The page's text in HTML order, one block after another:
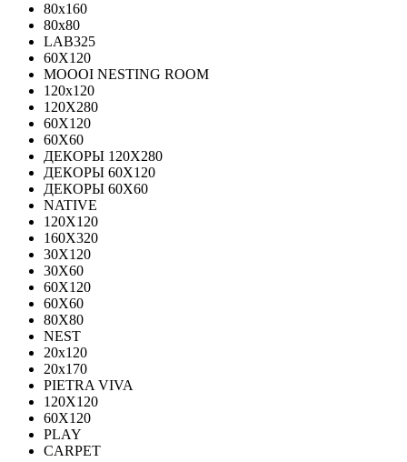
80x160
80x80
LAB325
60X120
MOOOI NESTING ROOM
120x120
120Х280
60Х120
60Х60
ДЕКОРЫ 120Х280
ДЕКОРЫ 60Х120
ДЕКОРЫ 60Х60
NATIVE
120Х120
160Х320
30X120
30X60
60X120
60X60
80Х80
NEST
20x120
20x170
PIETRA VIVA
120X120
60Х120
PLAY
CARPET